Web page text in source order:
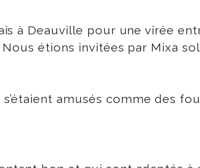
à Deauville pour une virée
Nous étions invitées par Mixa
amusés comme des